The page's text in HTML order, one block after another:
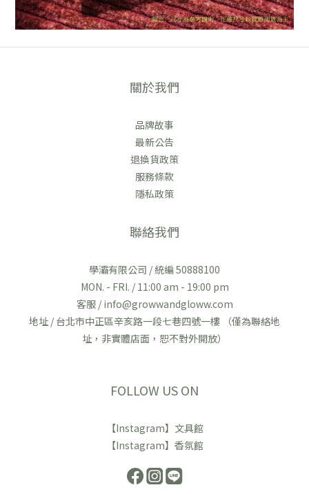
關於我們
品牌故事
最新公告
退換貨政策
服務條款
隱私政策
聯絡我們
學灞有限公司 / 統編 50888100
MON. - FRI. / 11:00 am - 19:00 pm
客服 / info@growwandgloww.com
地址 / 台北市中正區辛亥路一段七巷四號一樓 （僅為聯絡地
址，非實體店面，恕不對外開放）
FOLLOW US ON
【Instagram】文具館
【Instagram】香氛館